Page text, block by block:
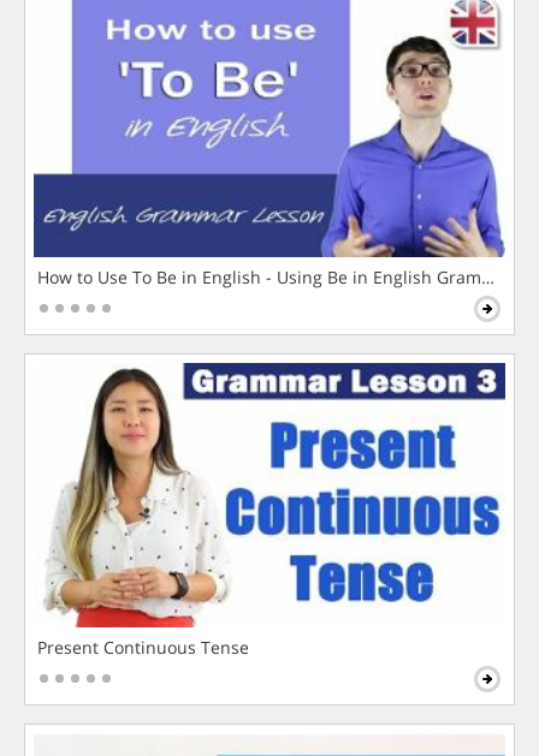
How to Use To Be in English - Using Be in English Grammar
Present Continuous Tense